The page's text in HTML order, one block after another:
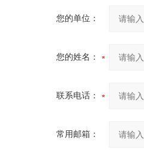
您的单位：
您的姓名：
联系电话：
常用邮箱：